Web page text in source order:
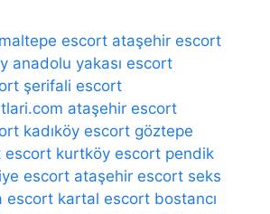
maltepe escort ataşehir escort
anadolu yakası escort
şerifali escort
ataşehir escort
kadıköy escort göztepe
escort kurtköy escort pendik
escort ataşehir escort seks
escort kartal escort bostancı